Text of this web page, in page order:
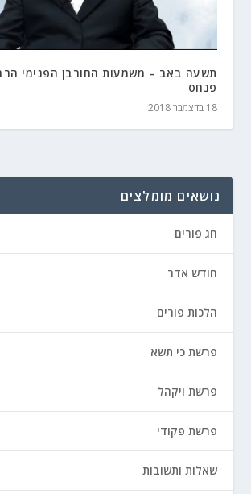
תשעה באב – משמעות החורבן הפנימי
פנחס
18 בדצמבר 2018
נושאים מומלצים
חג פורים
חודש אדר
הלכות פורים
פרשת כי תשא
פרשת ויקהל
פרשת פקודי
שאלות ותשובות